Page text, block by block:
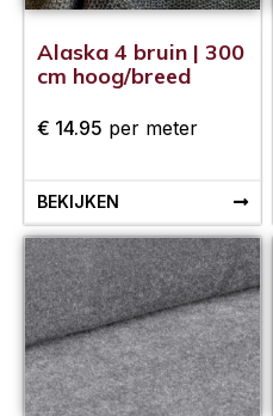
Alaska 4 bruin | 300
cm hoog/breed
€ 14.95 per meter
BEKIJKEN